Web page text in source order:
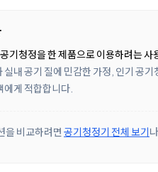
기청정을 한 제품으로 이용하려는 사
실내 공기 질에 민감한 가정, 인기 공
에게 적합합니다.
을 비교하려면 공기청정기 전체 보기나